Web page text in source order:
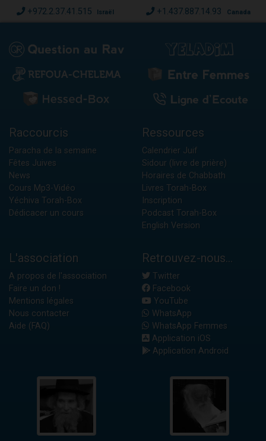
+972.2.37.41.515 Israël +1.437.887.14.93 Canada
Raccourcis
Paracha de la semaine
Fêtes Juives
News
Cours Mp3-Vidéo
Yéchiva Torah-Box
Dédicacer un cours
Ressources
Calendrier Juif
Sidour (livre de prière)
Horaires de Chabbath
Livres Torah-Box
Inscription
Podcast Torah-Box
English Version
L'association
A propos de l'association
Faire un don !
Mentions légales
Nous contacter
Aide (FAQ)
Retrouvez-nous...
Twitter
Facebook
YouTube
WhatsApp
WhatsApp Femmes
Application iOS
Application Android